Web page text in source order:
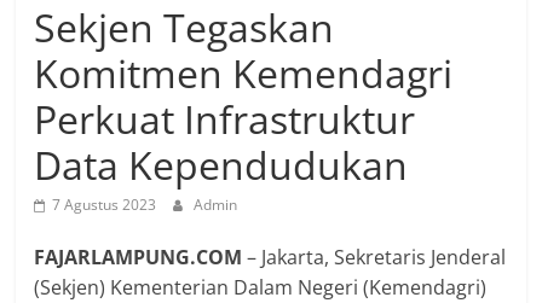
Sekjen Tegaskan
Komitmen Kemendagri
Perkuat Infrastruktur
Data Kependudukan
7 Agustus 2023 Admin
FAJARLAMPUNG.COM– Jakarta, Sekretaris Jenderal
(Sekjen) Kementerian Dalam Negeri (Kemendagri)